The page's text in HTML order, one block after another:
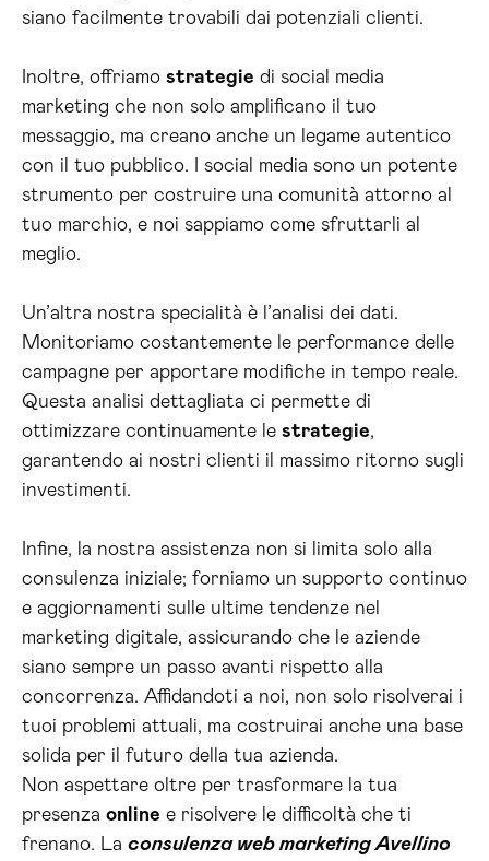
siano facilmente trovabili dai potenziali clienti.
Inoltre, offriamo strategie di social media
marketing che non solo amplificano il tuo
messaggio, ma creano anche un legame autentico
con il tuo pubblico. I social media sono un potente
strumento per costruire una comunità attorno al
tuo marchio, e noi sappiamo come sfruttarli al
meglio.
Un’altra nostra specialità è l’analisi dei dati.
Monitoriamo costantemente le performance delle
campagne per apportare modifiche in tempo reale.
Questa analisi dettagliata ci permette di
ottimizzare continuamente le strategie,
garantendo ai nostri clienti il massimo ritorno sugli
investimenti.
Infine, la nostra assistenza non si limita solo alla
consulenza iniziale; forniamo un supporto continuo
e aggiornamenti sulle ultime tendenze nel
marketing digitale, assicurando che le aziende
siano sempre un passo avanti rispetto alla
concorrenza. Affidandoti a noi, non solo risolverai i
tuoi problemi attuali, ma costruirai anche una base
solida per il futuro della tua azienda.
Non aspettare oltre per trasformare la tua
presenza online e risolvere le difficoltà che ti
frenano. La consulenza web marketing Avellino